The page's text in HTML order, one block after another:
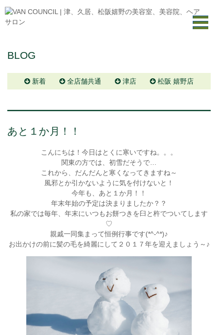
BLOG
新着 全店舗共通 津店 松阪 嬉野店
あと１か月！！
こんにちは！今日はとくに寒いですね。。。
関東の方では、初雪だそうで…
これから、だんだんと寒くなってきますね～
風邪とか引かないように気を付けないと！
今年も、あと１か月！！
年末年始の予定は決まりましたか？？
私の家では毎年、年末にいつもお餅つきを臼と杵でついてします
♡
親戚一同集まって恒例行事です(*^-^*)♪
お出かけの前に髪の毛を綺麗にして２０１７年を迎えましょう～♪